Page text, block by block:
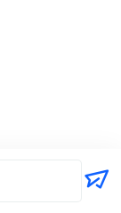
esnek raylı ve
paneli olan